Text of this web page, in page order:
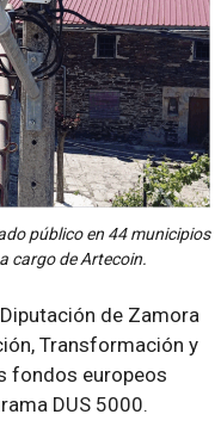
público en 44 municipios
cargo de Artecoin.
de Zamora
Transformación y
fondos europeos
DUS 5000.